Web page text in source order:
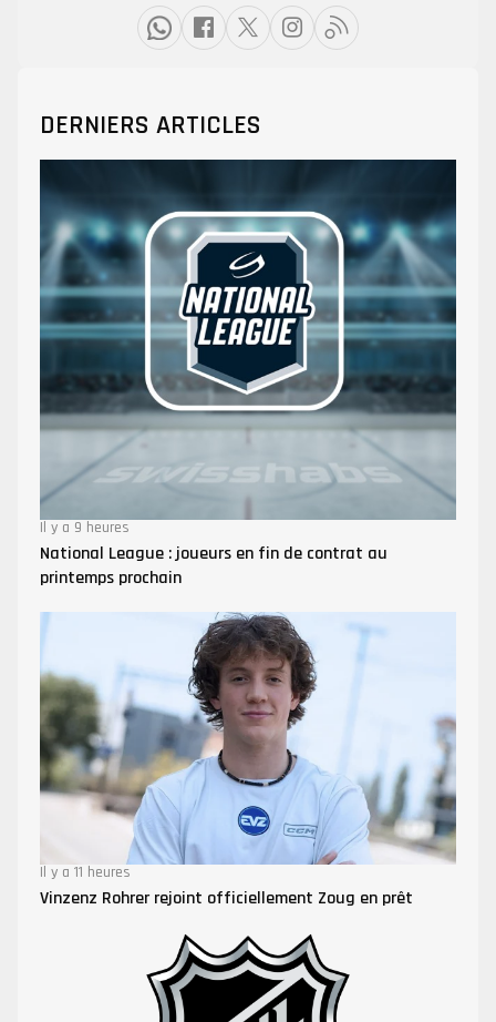
DERNIERS ARTICLES
Il y a 9 heures
National League : joueurs en fin de contrat au
printemps prochain
Il y a 11 heures
Vinzenz Rohrer rejoint officiellement Zoug en prêt